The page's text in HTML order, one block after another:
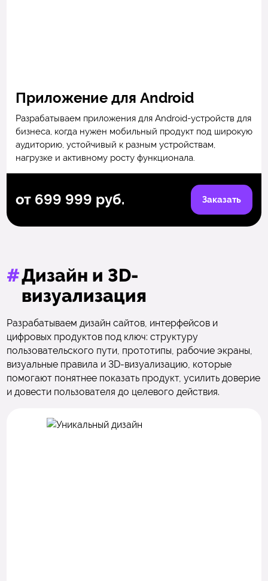
Приложение для Android
Разрабатываем приложения для Android-устройств для
бизнеса, когда нужен мобильный продукт под широкую
аудиторию, устойчивый к разным устройствам,
нагрузке и активному росту функционала.
от 699 999 руб. Заказать
#Дизайн и 3D-
визуализация
Разрабатываем дизайн сайтов, интерфейсов и
цифровых продуктов под ключ: структуру
пользовательского пути, прототипы, рабочие экраны,
визуальные правила и 3D-визуализацию, которые
помогают понятнее показать продукт, усилить доверие
и довести пользователя до целевого действия.